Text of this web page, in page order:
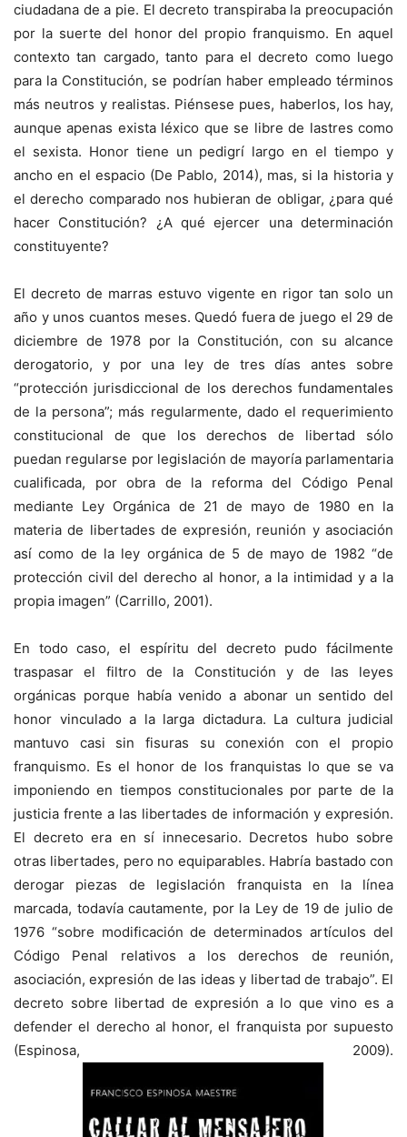
ciudadana de a pie. El decreto transpiraba la preocupación
por la suerte del honor del propio franquismo. En aquel
contexto tan cargado, tanto para el decreto como luego
para la Constitución, se podrían haber empleado términos
más neutros y realistas. Piénsese pues, haberlos, los hay,
aunque apenas exista léxico que se libre de lastres como
el sexista. Honor tiene un pedigrí largo en el tiempo y
ancho en el espacio (De Pablo, 2014), mas, si la historia y
el derecho comparado nos hubieran de obligar, ¿para qué
hacer Constitución? ¿A qué ejercer una determinación
constituyente?
El decreto de marras estuvo vigente en rigor tan solo un
año y unos cuantos meses. Quedó fuera de juego el 29 de
diciembre de 1978 por la Constitución, con su alcance
derogatorio, y por una ley de tres días antes sobre
“protección jurisdiccional de los derechos fundamentales
de la persona”; más regularmente, dado el requerimiento
constitucional de que los derechos de libertad sólo
puedan regularse por legislación de mayoría parlamentaria
cualificada, por obra de la reforma del Código Penal
mediante Ley Orgánica de 21 de mayo de 1980 en la
materia de libertades de expresión, reunión y asociación
así como de la ley orgánica de 5 de mayo de 1982 “de
protección civil del derecho al honor, a la intimidad y a la
propia imagen” (Carrillo, 2001).
En todo caso, el espíritu del decreto pudo fácilmente
traspasar el filtro de la Constitución y de las leyes
orgánicas porque había venido a abonar un sentido del
honor vinculado a la larga dictadura. La cultura judicial
mantuvo casi sin fisuras su conexión con el propio
franquismo. Es el honor de los franquistas lo que se va
imponiendo en tiempos constitucionales por parte de la
justicia frente a las libertades de información y expresión.
El decreto era en sí innecesario. Decretos hubo sobre
otras libertades, pero no equiparables. Habría bastado con
derogar piezas de legislación franquista en la línea
marcada, todavía cautamente, por la Ley de 19 de julio de
1976 “sobre modificación de determinados artículos del
Código Penal relativos a los derechos de reunión,
asociación, expresión de las ideas y libertad de trabajo”. El
decreto sobre libertad de expresión a lo que vino es a
defender el derecho al honor, el franquista por supuesto
(Espinosa, 2009).